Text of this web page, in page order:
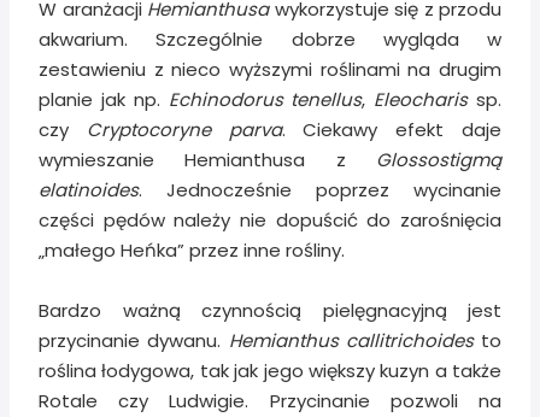
W aranżacji Hemianthusawykorzystuje się z przodu
akwarium. Szczególnie dobrze wygląda w
zestawieniu z nieco wyższymi roślinami na drugim
planie jak np. Echinodorus tenellus, Eleocharissp.
czy Cryptocoryne parva. Ciekawy efekt daje
wymieszanie Hemianthusa z Glossostigmą
elatinoides. Jednocześnie poprzez wycinanie
części pędów należy nie dopuścić do zarośnięcia
„małego Heńka” przez inne rośliny.
Bardzo ważną czynnością pielęgnacyjną jest
przycinanie dywanu. Hemianthus callitrichoidesto
roślina łodygowa, tak jak jego większy kuzyn a także
Rotale czy Ludwigie. Przycinanie pozwoli na